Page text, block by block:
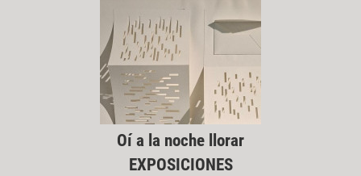
Oí a la noche llorar
EXPOSICIONES